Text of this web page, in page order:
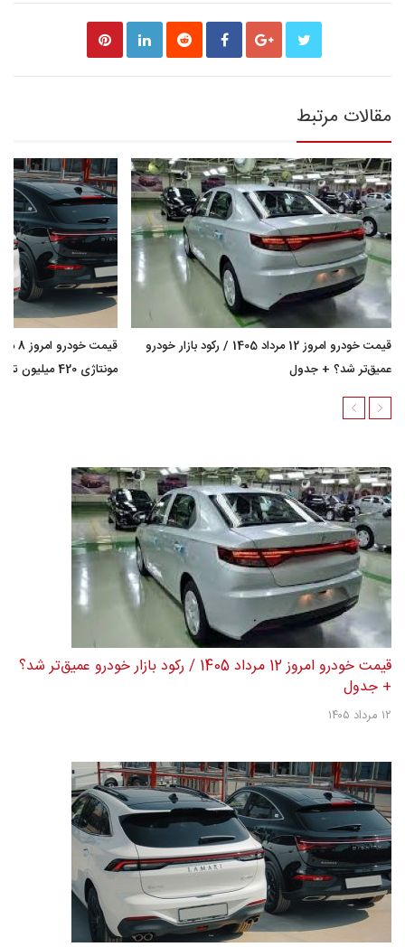
مقالات مرتبط
قیمت خودرو امروز 12 مرداد 1405 / رکود بازار خودرو
عمیق‌تر شد؟ + جدول
مونتاژی 420 میلیون تومان گران شد؟ + جدول
قیمت خودرو امروز 12 مرداد 1405 / رکود بازار خودرو عمیق‌تر شد؟
+ جدول
۱۲ مرداد ۱۴۰۵